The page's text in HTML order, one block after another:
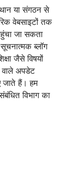
या संगठन से
वेबसाइटों तक
जा सकता
ब्लॉग
जैसे विषयों
वाले अपडेट
जाते हैं। हम
विभाग का